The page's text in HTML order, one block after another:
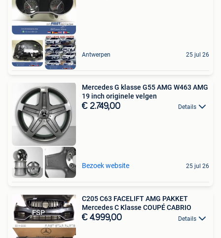
Antwerpen 25 jul 26
Mercedes G klasse G55 AMG W463 AMG
19 inch originele velgen
€ 2.749,00 Details
Bezoek website 25 jul 26
C205 C63 FACELIFT AMG PAKKET
Mercedes C Klasse COUPÉ CABRIO
€ 4.999,00 Details